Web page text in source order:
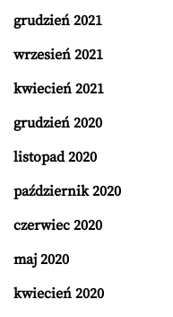
grudzień 2021
wrzesień 2021
kwiecień 2021
grudzień 2020
listopad 2020
październik 2020
czerwiec 2020
maj 2020
kwiecień 2020